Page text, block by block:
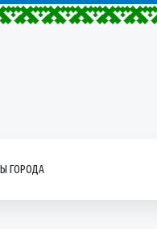
ГОРОДА